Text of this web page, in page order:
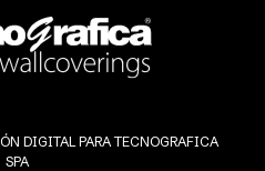
DIGITAL PARA TECNOGRAFICA
SPA